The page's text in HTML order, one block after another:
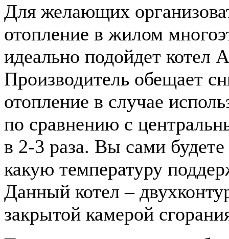
Для желающих
отопление в жилом
идеально подойдет котел
Производитель обещает
отопление в случае
по сравнению с
в 2-3 раза. Вы сами
какую температуру
Данный котел –
закрытой камерой